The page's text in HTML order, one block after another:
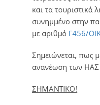
και τα
συνημμένο στην
με αριθμό Γ456/
Σημειώνεται, πως
ανανέωση των ΗΑΣ
ΣΗΜΑΝΤΙΚΟ!